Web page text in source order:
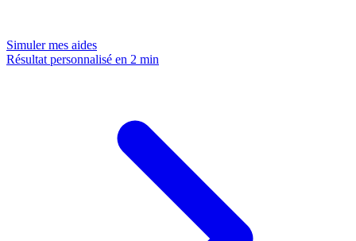
Simuler mes aides
Résultat personnalisé en 2 min